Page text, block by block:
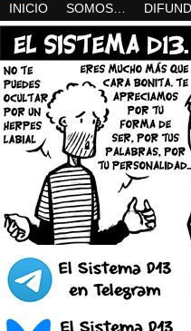
INICIO SOMOS…